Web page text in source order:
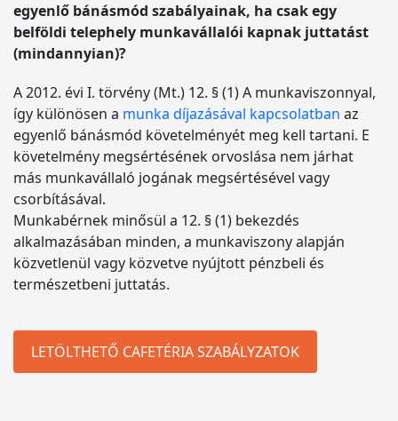
egyenlő bánásmód szabályainak, ha csak egy
belföldi telephely munkavállalói kapnak juttatást
(mindannyian)?
A 2012. évi I. törvény (Mt.) 12. § (1) A munkaviszonnyal,
így különösen a munka díjazásával kapcsolatban az
egyenlő bánásmód követelményét meg kell tartani. E
követelmény megsértésének orvoslása nem járhat
más munkavállaló jogának megsértésével vagy
csorbításával.
Munkabérnek minősül a 12. § (1) bekezdés
alkalmazásában minden, a munkaviszony alapján
közvetlenül vagy közvetve nyújtott pénzbeli és
természetbeni juttatás.
LETÖLTHETŐ CAFETÉRIA SZABÁLYZATOK